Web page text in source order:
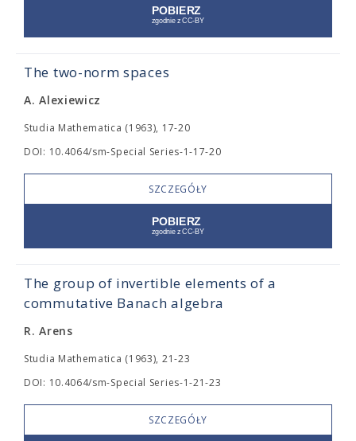
The two-norm spaces
A. Alexiewicz
Studia Mathematica (1963), 17-20
DOI: 10.4064/sm-Special Series-1-17-20
SZCZEGÓŁY
The group of invertible elements of a
commutative Banach algebra
R. Arens
Studia Mathematica (1963), 21-23
DOI: 10.4064/sm-Special Series-1-21-23
SZCZEGÓŁY